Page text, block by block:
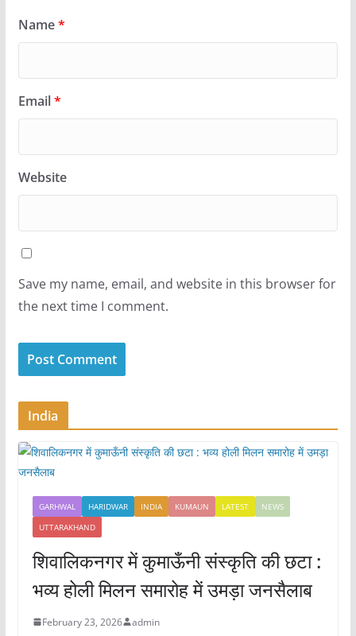
Name*
Email*
Website
Save my name, email, and website in this browser for
the next time I comment.
India
GARHWAL HARIDWAR INDIA KUMAUN LATEST
NEWS
UTTARAKHAND
शिवालिकनगर में कुमाऊँनी संस्कृति की छटा :
भव्य होली मिलन समारोह में उमड़ा जनसैलाब
February 23, 2026 admin